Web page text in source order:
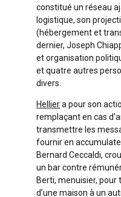
constitué un réseau
logistique, son
(hébergement et
dernier, Joseph
et organisation
et quatre autres
divers.
Helliera pour son
remplaçant en cas
transmettre les
fournir en
Bernard Ceccaldi,
un bar contre
Berti, menuisier,
d’une maison à un